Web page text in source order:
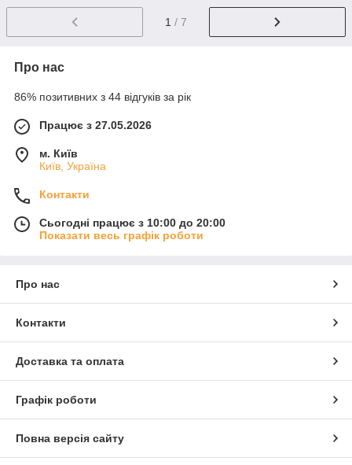
1 / 7
Про нас
86% позитивних з 44 відгуків за рік
Працює з 27.05.2026
м. Київ
Київ, Україна
Контакти
Сьогодні працює з 10:00 до 20:00
Показати весь графік роботи
Про нас
Контакти
Доставка та оплата
Графік роботи
Повна версія сайту